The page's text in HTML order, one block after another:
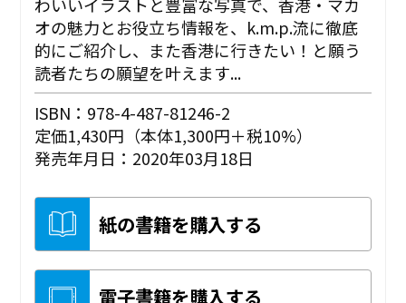
オの魅力とお役立ち情報を、k.m.p.流に徹底
的にご紹介し、また香港に行きたい！と願う
読者たちの願望を叶えます...
ISBN：978-4-487-81246-2
定価1,430円（本体1,300円＋税10%）
発売年月日：2020年03月18日
紙の書籍を購入する
電子書籍を購入する